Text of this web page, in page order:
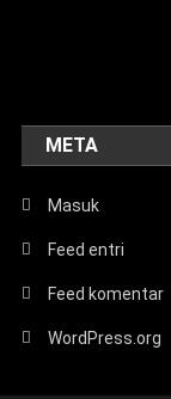
META
Masuk
Feed entri
Feed komentar
WordPress.org